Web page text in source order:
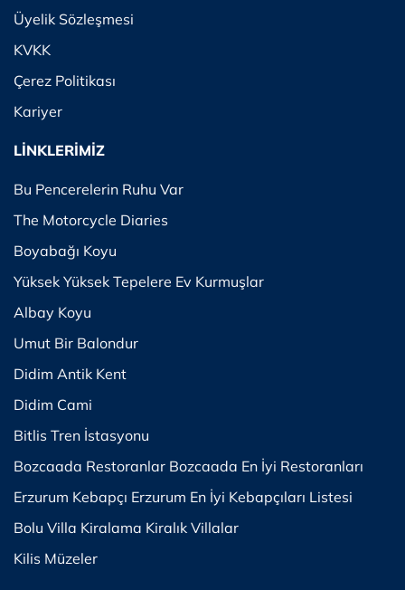
Üyelik Sözleşmesi
KVKK
Çerez Politikası
Kariyer
LİNKLERİMİZ
Bu Pencerelerin Ruhu Var
The Motorcycle Diaries
Boyabağı Koyu
Yüksek Yüksek Tepelere Ev Kurmuşlar
Albay Koyu
Umut Bir Balondur
Didim Antik Kent
Didim Cami
Bitlis Tren İstasyonu
Bozcaada Restoranlar Bozcaada En İyi Restoranları
Erzurum Kebapçı Erzurum En İyi Kebapçıları Listesi
Bolu Villa Kiralama Kiralık Villalar
Kilis Müzeler